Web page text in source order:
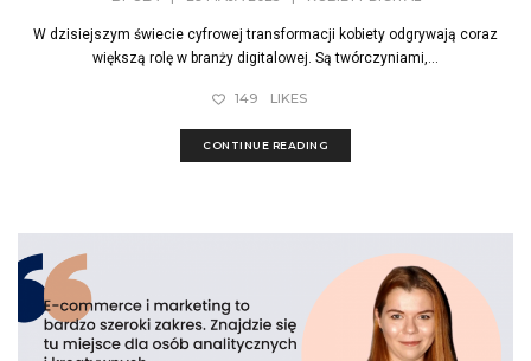
W dzisiejszym świecie cyfrowej transformacji kobiety odgrywają coraz
większą rolę w branży digitalowej. Są twórczyniami,...
149 LIKES
CONTINUE READING